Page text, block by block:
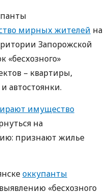
мирных жителей на
Запорожской
«бесхозного»
– квартиры,
автостоянки.
имущество
на
признают жилье
оккупанты
«бесхозного